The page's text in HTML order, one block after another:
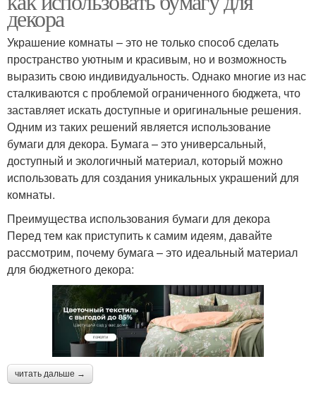
декора
Украшение комнаты – это не только способ сделать
пространство уютным и красивым, но и возможность
выразить свою индивидуальность. Однако многие из нас
сталкиваются с проблемой ограниченного бюджета, что
заставляет искать доступные и оригинальные решения.
Одним из таких решений является использование
бумаги для декора. Бумага – это универсальный,
доступный и экологичный материал, который можно
использовать для создания уникальных украшений для
комнаты.
Преимущества использования бумаги для декора
Перед тем как приступить к самим идеям, давайте
рассмотрим, почему бумага – это идеальный материал
для бюджетного декора:
читать дальше →